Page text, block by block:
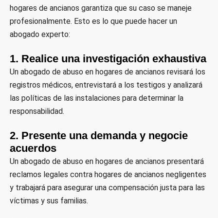
hogares de ancianos garantiza que su caso se maneje
profesionalmente. Esto es lo que puede hacer un
abogado experto:
1. Realice una investigación exhaustiva
Un abogado de abuso en hogares de ancianos revisará los
registros médicos, entrevistará a los testigos y analizará
las políticas de las instalaciones para determinar la
responsabilidad.
2. Presente una demanda y negocie
acuerdos
Un abogado de abuso en hogares de ancianos presentará
reclamos legales contra hogares de ancianos negligentes
y trabajará para asegurar una compensación justa para las
víctimas y sus familias.